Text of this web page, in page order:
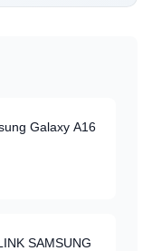
Galaxy A16
SAMSUNG